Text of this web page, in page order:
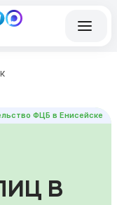
ФЦБ в Енисейске
В